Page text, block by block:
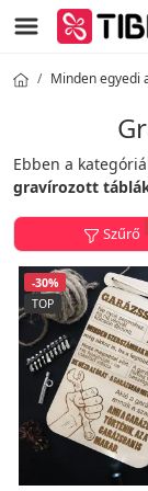
Minden egyedi
Ebben a
gravírozott
Szűrő
-30%
TOP